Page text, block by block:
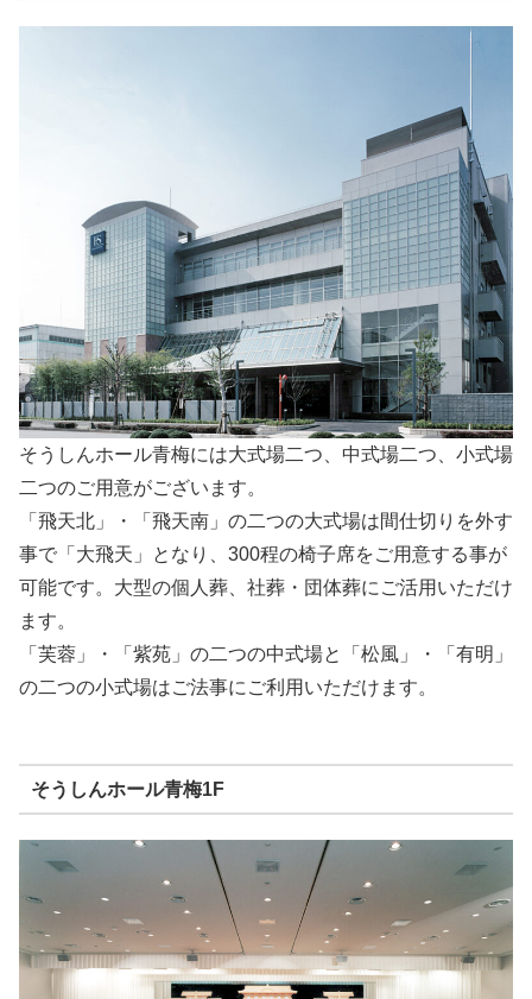
そうしんホール青梅には大式場二つ、中式場二つ、小式場
二つのご用意がございます。
「飛天北」・「飛天南」の二つの大式場は間仕切りを外す
事で「大飛天」となり、300程の椅子席をご用意する事が
可能です。大型の個人葬、社葬・団体葬にご活用いただけ
ます。
「芙蓉」・「紫苑」の二つの中式場と「松風」・「有明」
の二つの小式場はご法事にご利用いただけます。
そうしんホール青梅1F